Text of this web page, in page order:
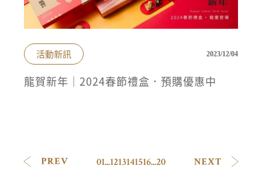
活動新訊 2023/12/04
龍賀新年｜2024春節禮盒．預購優惠中
01...1213141516...20